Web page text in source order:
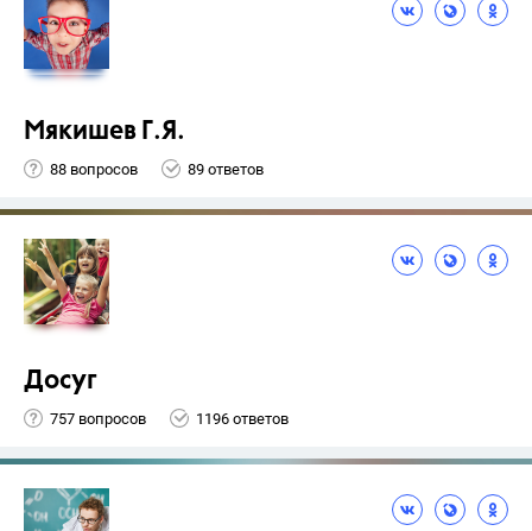
Мякишев Г.Я.
88 вопросов 89 ответов
Досуг
757 вопросов 1196 ответов